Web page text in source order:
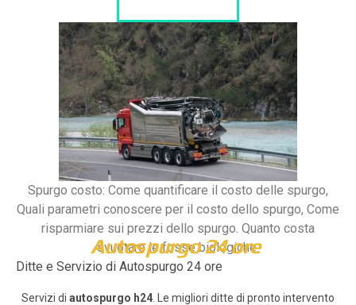
Spurgo costo: Come quantificare il costo delle spurgo,
Quali parametri conoscere per il costo dello spurgo, Come
risparmiare sui prezzi dello spurgo. Quanto costa
svuotare le fosse biologiche.
Autospurgo 24 ore
Ditte e Servizio di Autospurgo 24 ore
Servizi di autospurgo h24 . Le migliori ditte di pronto intervento